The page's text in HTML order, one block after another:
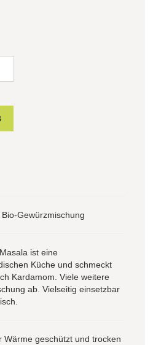
Bio-Gewürzmischung
ist eine
Küche und schmeckt
Kardamom. Viele weitere
ab. Vielseitig einsetzbar
Wärme geschützt und trocken